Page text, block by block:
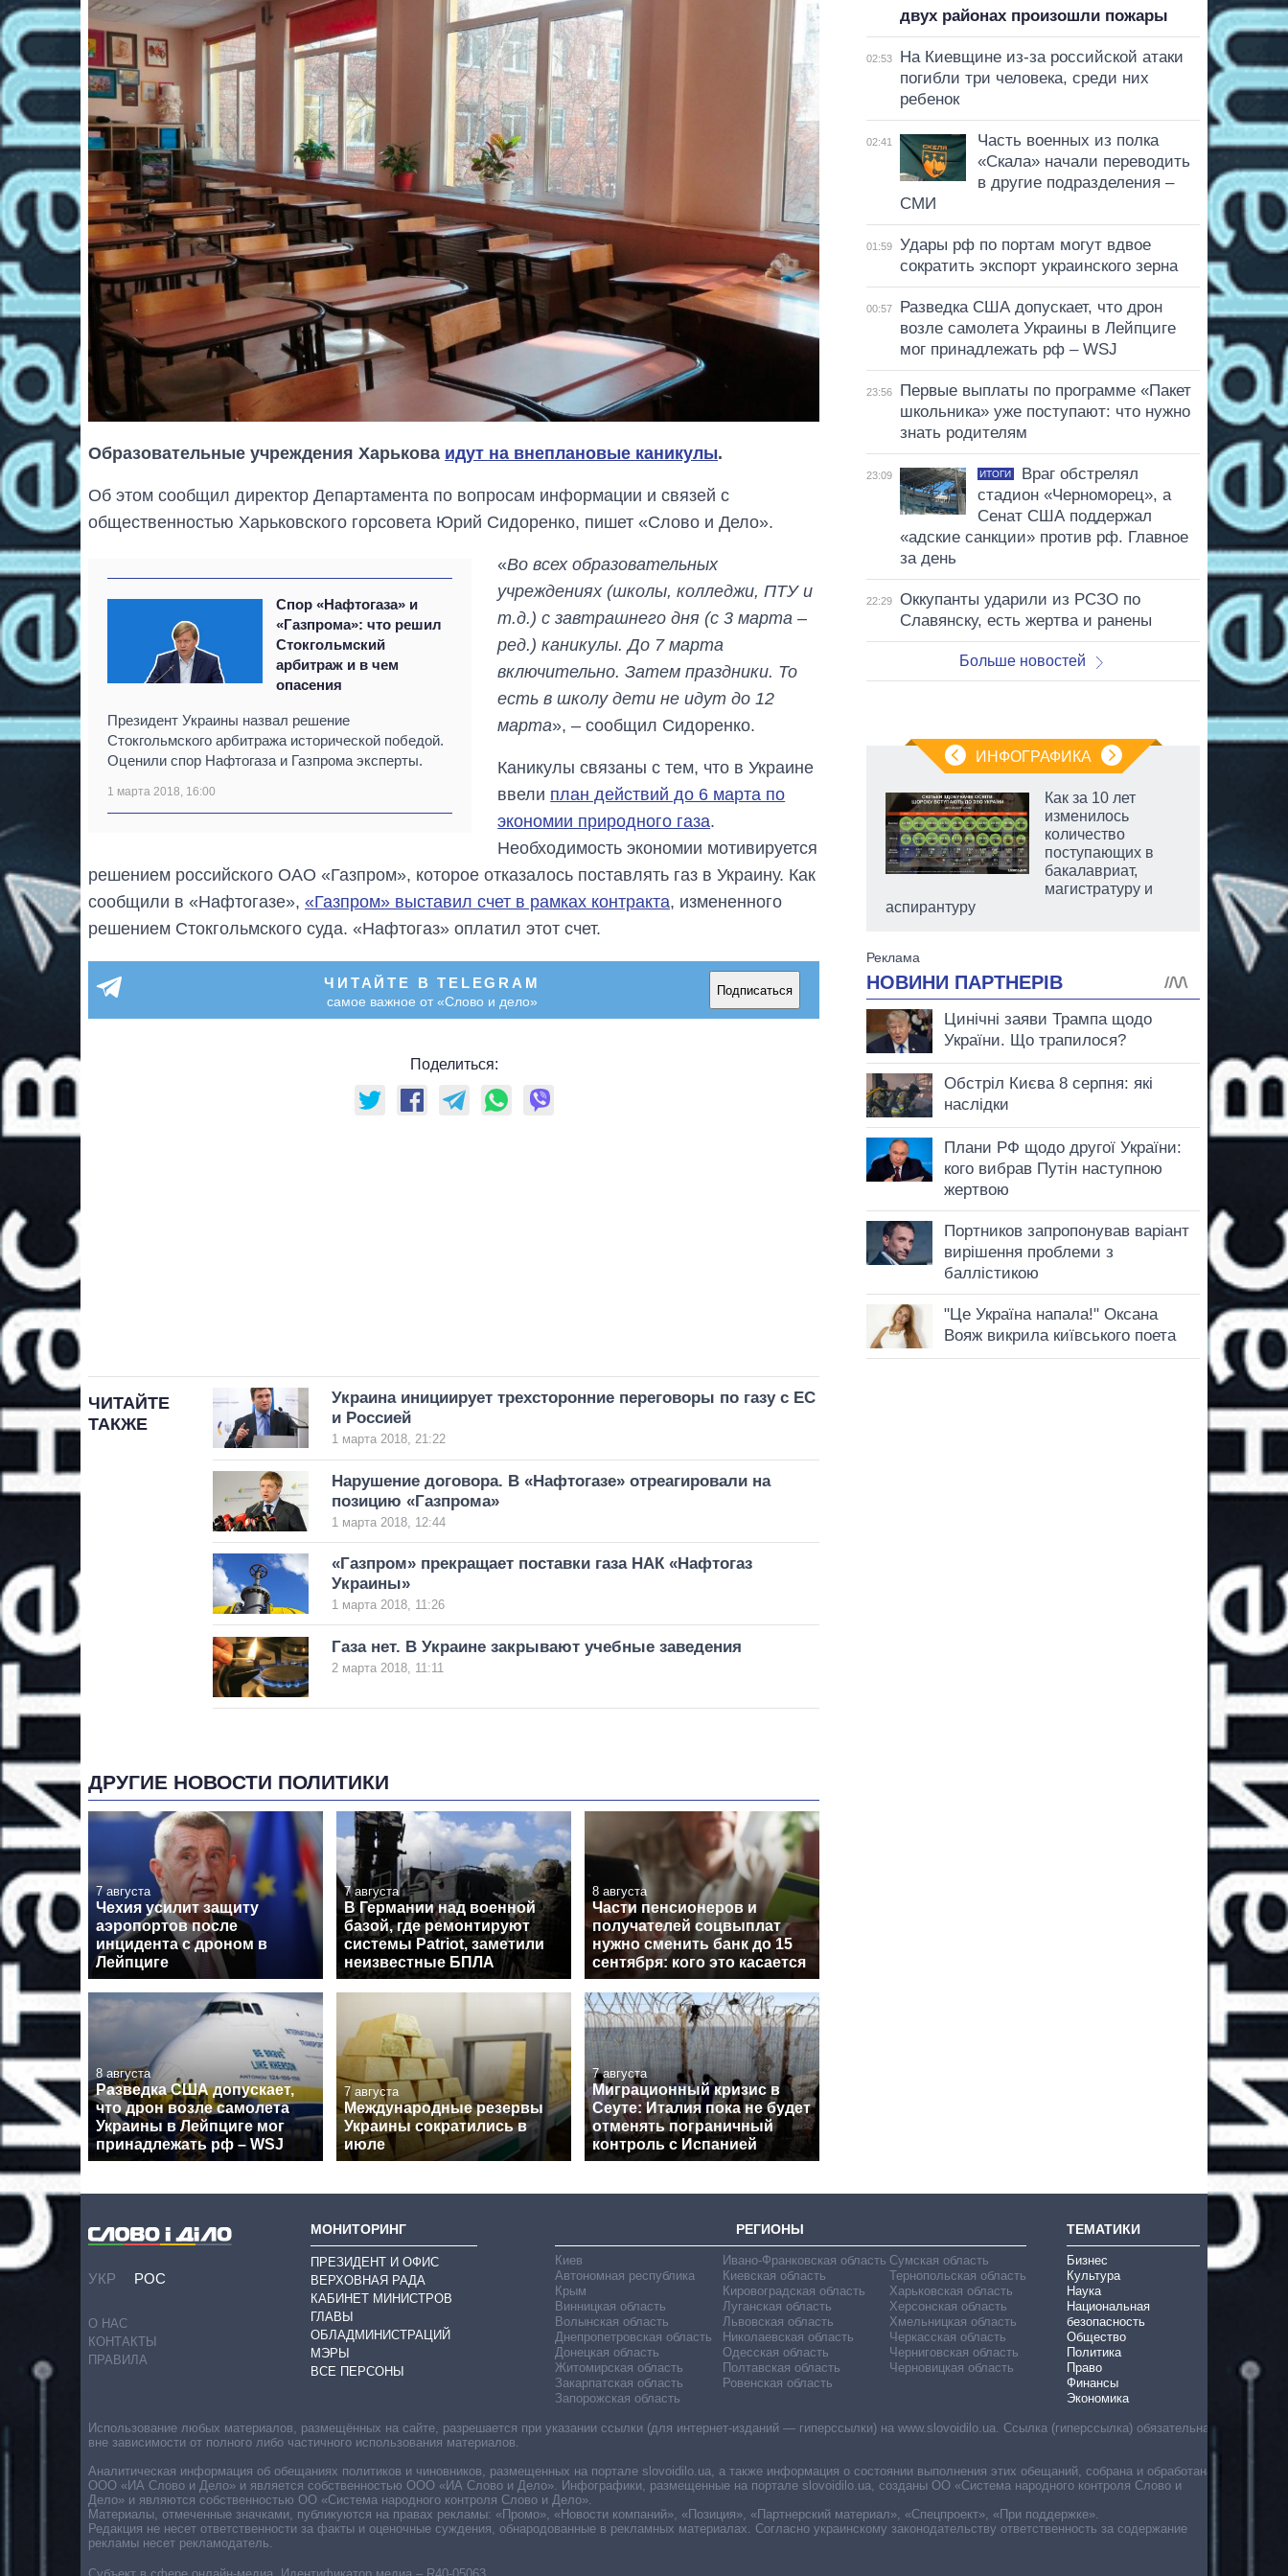
Образовательные учреждения Харькова идут на внеплановые каникулы.
Об этом сообщил директор Департамента по вопросам информации и связей с
общественностью Харьковского горсовета Юрий Сидоренко, пишет «Слово и Дело».
Спор «Нафтогаза» и
«Газпрома»: что решил
Стокгольмский
арбитраж и в чем
опасения
Президент Украины назвал решение
Стокгольмского арбитража исторической победой.
Оценили спор Нафтогаза и Газпрома эксперты.
1 марта 2018, 16:00
«Во всех образовательных
учреждениях (школы, колледжи, ПТУ и
т.д.) с завтрашнего дня (с 3 марта –
ред.) каникулы. До 7 марта
включительно. Затем праздники. То
есть в школу дети не идут до 12
марта», – сообщил Сидоренко.
Каникулы связаны с тем, что в Украине
ввели план действий до 6 марта по
экономии природного газа.
Необходимость экономии мотивируется
решением российского ОАО «Газпром», которое отказалось поставлять газ в Украину. Как
сообщили в «Нафтогазе», «Газпром» выставил счет в рамках контракта, измененного
решением Стокгольмского суда. «Нафтогаз» оплатил этот счет.
ЧИТАЙТЕ В TELEGRAM
самое важное от «Слово и дело»
Подписаться
Поделиться:
ЧИТАЙТЕ
ТАКЖЕ
Украина инициирует трехсторонние переговоры по газу с ЕС
и Россией
1 марта 2018, 21:22
Нарушение договора. В «Нафтогазе» отреагировали на
позицию «Газпрома»
1 марта 2018, 12:44
«Газпром» прекращает поставки газа НАК «Нафтогаз
Украины»
1 марта 2018, 11:26
Газа нет. В Украине закрывают учебные заведения
2 марта 2018, 11:11
ДРУГИЕ НОВОСТИ ПОЛИТИКИ
7 августа
Чехия усилит защиту
аэропортов после
инцидента с дроном в
Лейпциге
7 августа
В Германии над военной
базой, где ремонтируют
системы Patriot, заметили
неизвестные БПЛА
8 августа
Части пенсионеров и
получателей соцвыплат
нужно сменить банк до 15
сентября: кого это касается
8 августа
Разведка США допускает,
что дрон возле самолета
Украины в Лейпциге мог
принадлежать рф – WSJ
7 августа
Международные резервы
Украины сократились в
июле
7 августа
Миграционный кризис в
Сеуте: Италия пока не будет
отменять пограничный
контроль с Испанией
двух районах произошли пожары
02:53
На Киевщине из-за российской атаки
погибли три человека, среди них
ребенок
02:41
Часть военных из полка
«Скала» начали переводить
в другие подразделения –
СМИ
01:59
Удары рф по портам могут вдвое
сократить экспорт украинского зерна
00:57
Разведка США допускает, что дрон
возле самолета Украины в Лейпциге
мог принадлежать рф – WSJ
23:56
Первые выплаты по программе «Пакет
школьника» уже поступают: что нужно
знать родителям
23:09 ИТОГИ
Враг обстрелял
стадион «Черноморец», а
Сенат США поддержал
«адские санкции» против рф. Главное
за день
22:29
Оккупанты ударили из РСЗО по
Славянску, есть жертва и ранены
Больше новостей
ИНФОГРАФИКА
Восемь
за лето: Киев и
область стали
главной целью рф
Как за 10 лет
изменилось
количество
поступающих в
бакалавриат,
магистратуру и
аспирантуру
УКР РОС
О НАС
КОНТАКТЫ
ПРАВИЛА
МОНИТОРИНГ
ПРЕЗИДЕНТ И ОФИС
ВЕРХОВНАЯ РАДА
КАБИНЕТ МИНИСТРОВ
ГЛАВЫ
ОБЛАДМИНИСТРАЦИЙ
МЭРЫ
ВСЕ ПЕРСОНЫ
РЕГИОНЫ
Киев
Автономная республика
Крым
Винницкая область
Волынская область
Днепропетровская область
Донецкая область
Житомирская область
Закарпатская область
Запорожская область
Ивано-Франковская область
Киевская область
Кировоградская область
Луганская область
Львовская область
Николаевская область
Одесская область
Полтавская область
Ровенская область
Сумская область
Тернопольская область
Харьковская область
Херсонская область
Хмельницкая область
Черкасская область
Черниговская область
Черновицкая область
ТЕМАТИКИ
Бизнес
Культура
Наука
Национальная
безопасность
Общество
Политика
Право
Финансы
Экономика
Использование любых материалов, размещённых на сайте, разрешается при указании ссылки (для интернет-изданий — гиперссылки) на www.slovoidilo.ua. Ссылка (гиперссылка) обязательна
вне зависимости от полного либо частичного использования материалов.
Аналитическая информация об обещаниях политиков и чиновников, размещенных на портале slovoidilo.ua, а также информация о состоянии выполнения этих обещаний, собрана и обработана
ООО «ИА Слово и Дело» и является собственностью ООО «ИА Слово и Дело». Инфографики, размещенные на портале slovoidilo.ua, созданы ОО «Система народного контроля Слово и
Дело» и являются собственностью ОО «Система народного контроля Слово и Дело».
Материалы, отмеченные значками, публикуются на правах рекламы: «Промо», «Новости компаний», «Позиция», «Партнерский материал», «Спецпроект», «При поддержке».
Редакция не несет ответственности за факты и оценочные суждения, обнародованные в рекламных материалах. Согласно украинскому законодательству ответственность за содержание
рекламы несет рекламодатель.